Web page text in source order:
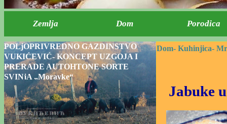
POLjOPRIVREDNO GAZDINSTVO
VUKIĆEVIĆ- KONCEPT UZGOJA I
PRERADE AUTOHTONE SORTE
SVINjA „Moravke“
Dom- Kuhinjica-
Jabuke
Zemlja Dom Porodica